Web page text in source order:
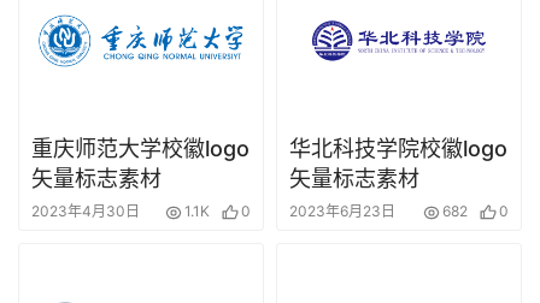
重庆师范大学校徽logo
矢量标志素材
2023年4月30日 1.1K 0
华北科技学院校徽logo
矢量标志素材
2023年6月23日 682 0